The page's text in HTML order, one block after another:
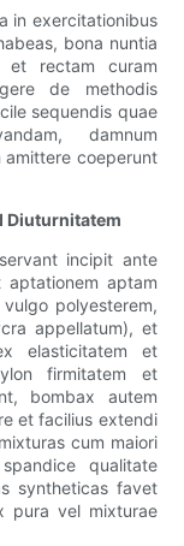
in exercitationibus
bona nuntia
et rectam curam
de methodis
sequendis quae
damnum
amittere coeperunt
Diuturnitatem
incipit ante
aptam
polyesterem,
appellatum), et
elasticitatem et
firmitatem et
bombax autem
et facilius extendi
cum maiori
qualitate
syntheticas favet
pura vel mixturae